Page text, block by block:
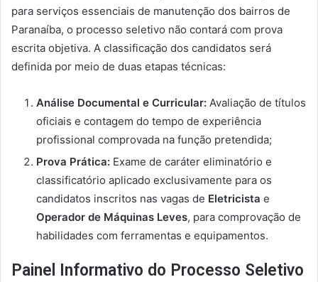
para serviços essenciais de manutenção dos bairros de
Paranaíba, o processo seletivo não contará com prova
escrita objetiva. A classificação dos candidatos será
definida por meio de duas etapas técnicas:
Análise Documental e Curricular: Avaliação de títulos
oficiais e contagem do tempo de experiência
profissional comprovada na função pretendida;
Prova Prática: Exame de caráter eliminatório e
classificatório aplicado exclusivamente para os
candidatos inscritos nas vagas de Eletricista e
Operador de Máquinas Leves, para comprovação de
habilidades com ferramentas e equipamentos.
Painel Informativo do Processo Seletivo